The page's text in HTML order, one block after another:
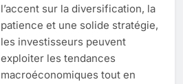
l’accent sur la diversification, la
patience et une solide stratégie,
les investisseurs peuvent
exploiter les tendances
macroéconomiques tout en